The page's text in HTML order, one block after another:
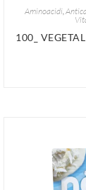
Aminoacidi,
100_